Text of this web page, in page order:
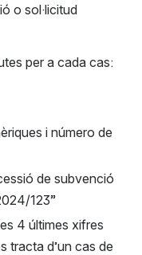
o sol·licitud
per a cada cas:
i número de
de subvenció
123”
4 últimes xifres
tracta d’un cas de